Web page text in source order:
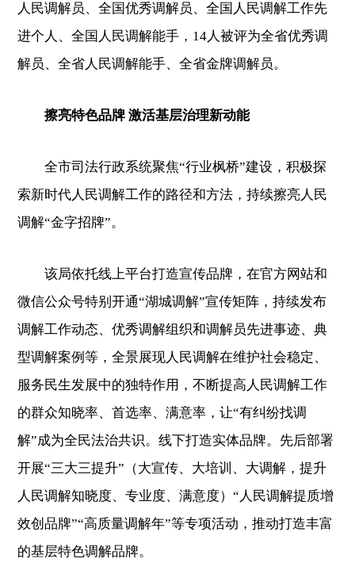
人民调解员、全国优秀调解员、全国人民调解工作先
进个人、全国人民调解能手，14人被评为全省优秀调
解员、全省人民调解能手、全省金牌调解员。
擦亮特色品牌 激活基层治理新动能
全市司法行政系统聚焦“行业枫桥”建设，积极探
索新时代人民调解工作的路径和方法，持续擦亮人民
调解“金字招牌”。
该局依托线上平台打造宣传品牌，在官方网站和
微信公众号特别开通“湖城调解”宣传矩阵，持续发布
调解工作动态、优秀调解组织和调解员先进事迹、典
型调解案例等，全景展现人民调解在维护社会稳定、
服务民生发展中的独特作用，不断提高人民调解工作
的群众知晓率、首选率、满意率，让“有纠纷找调
解”成为全民法治共识。线下打造实体品牌。先后部署
开展“三大三提升”（大宣传、大培训、大调解，提升
人民调解知晓度、专业度、满意度）“人民调解提质增
效创品牌”“高质量调解年”等专项活动，推动打造丰富
的基层特色调解品牌。